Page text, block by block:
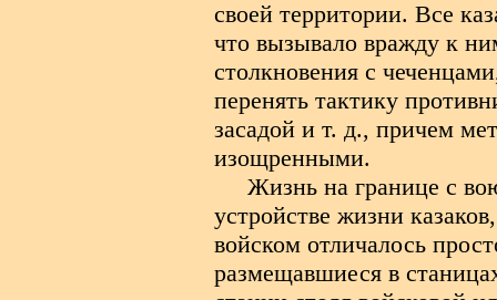
своей территории. Все
что вызывало вражду к
столкновения с
перенять тактику
засадой и т. д., причем
изощренными.
Жизнь на границе с
устройстве жизни
войском отличалось
размещавшиеся в